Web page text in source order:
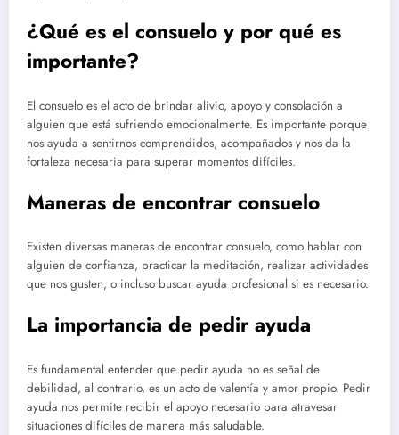
¿Qué es el consuelo y por qué es
importante?
El consuelo es el acto de brindar alivio, apoyo y consolación a
alguien que está sufriendo emocionalmente. Es importante porque
nos ayuda a sentirnos comprendidos, acompañados y nos da la
fortaleza necesaria para superar momentos difíciles.
Maneras de encontrar consuelo
Existen diversas maneras de encontrar consuelo, como hablar con
alguien de confianza, practicar la meditación, realizar actividades
que nos gusten, o incluso buscar ayuda profesional si es necesario.
La importancia de pedir ayuda
Es fundamental entender que pedir ayuda no es señal de
debilidad, al contrario, es un acto de valentía y amor propio. Pedir
ayuda nos permite recibir el apoyo necesario para atravesar
situaciones difíciles de manera más saludable.